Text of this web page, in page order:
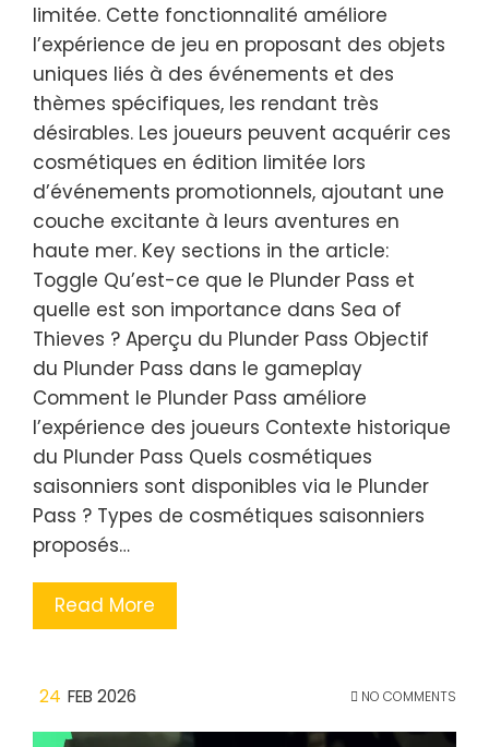
limitée. Cette fonctionnalité améliore
l’expérience de jeu en proposant des objets
uniques liés à des événements et des
thèmes spécifiques, les rendant très
désirables. Les joueurs peuvent acquérir ces
cosmétiques en édition limitée lors
d’événements promotionnels, ajoutant une
couche excitante à leurs aventures en
haute mer. Key sections in the article:
Toggle Qu’est-ce que le Plunder Pass et
quelle est son importance dans Sea of
Thieves ? Aperçu du Plunder Pass Objectif
du Plunder Pass dans le gameplay
Comment le Plunder Pass améliore
l’expérience des joueurs Contexte historique
du Plunder Pass Quels cosmétiques
saisonniers sont disponibles via le Plunder
Pass ? Types de cosmétiques saisonniers
proposés…
Read More
24 FEB 2026 NO COMMENTS